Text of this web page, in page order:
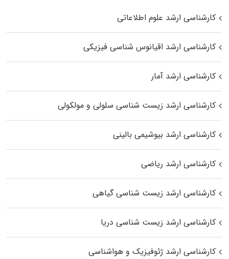
کارشناسی ارشد علوم اطلاعاتی
کارشناسی ارشد اقیانوس‌ شناسی فیزیکی
کارشناسی ارشد آمار
کارشناسی ارشد زیست شناسی سلولی و مولکولی
کارشناسی ارشد بیوشیمی بالینی
کارشناسی ارشد ریاضی
کارشناسی ارشد زیست‌ شناسی گیاهی
کارشناسی ارشد زیست‌ شناسی دریا
کارشناسی ارشد ژئوفیزیک و هواشناسی